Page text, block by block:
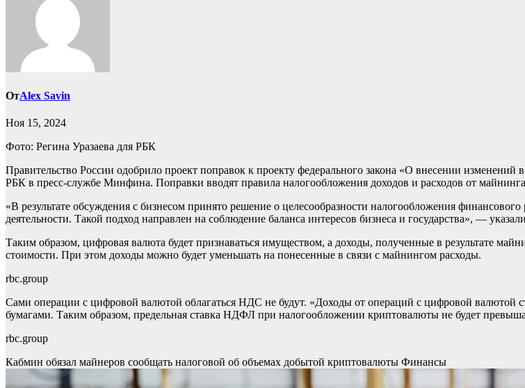
ОтAlex Savin
Ноя 15, 2024
Фото: Регина Уразаева для РБК
Правительство России одобрило проект поправок к проекту федерального закона «О внесении
РБК в пресс-службе Минфина. Поправки вводят правила налогообложения доходов и расходов от
«В результате обсуждения с бизнесом принято решение о целесообразности налогообложения
деятельности. Такой подход направлен на соблюдение баланса интересов бизнеса и государства», —
Таким образом, цифровая валюта будет признаваться имуществом, а доходы, полученные в результате
стоимости. При этом доходы можно будет уменьшать на понесенные в связи с майнингом расходы.
rbc.group
Сами операции с цифровой валютой облагаться НДС не будут. «Доходы от операций с цифровой валютой
бумагами. Таким образом, предельная ставка НДФЛ при налогообложении криптовалюты не будет
rbc.group
Кабмин обязал майнеров сообщать налоговой об объемах добытой криптовалюты Финансы